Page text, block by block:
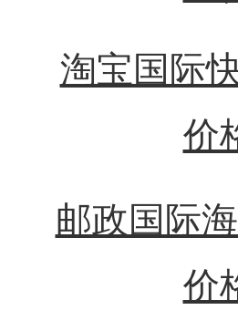
淘宝国际
价
邮政国际
价